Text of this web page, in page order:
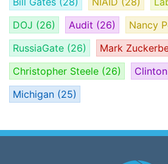
DOJ (26) Audit (26) Nancy
RussiaGate (26) Mark
Christopher Steele (26) Clinton
Michigan (25)